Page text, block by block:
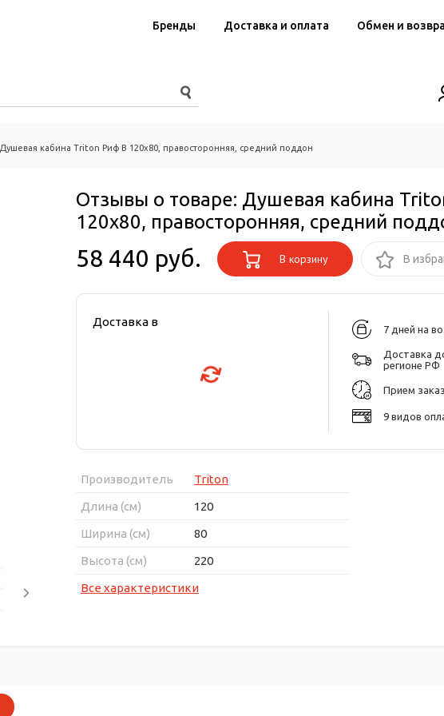
Бренды Доставка и оплата Обмен и
Душевая кабина Triton Риф В 120х80, правосторонняя, средний поддон
Отзывы о товаре: Душевая кабина
120х80, правосторонняя, средний
58 440 руб. В корзину В
Доставка в
7 дней на
Доставка
регионе РФ
Прием
9 видов
Производитель
Triton
Длина (см)
120
Ширина (см)
80
Высота (см)
220
Все характеристики